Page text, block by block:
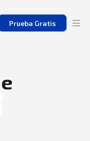
Prueba Gratis